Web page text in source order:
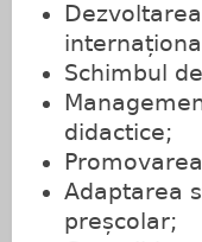
Schimbul
didactice;
Adaptarea
preșcolar;